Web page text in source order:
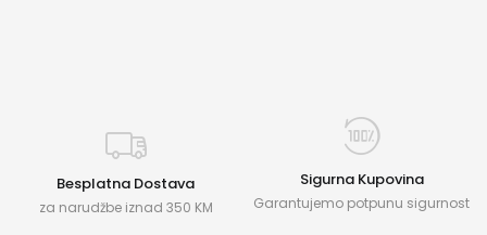
Besplatna Dostava
za narudžbe iznad 350 KM
Sigurna Kupovina
Garantujemo potpunu sigurnost